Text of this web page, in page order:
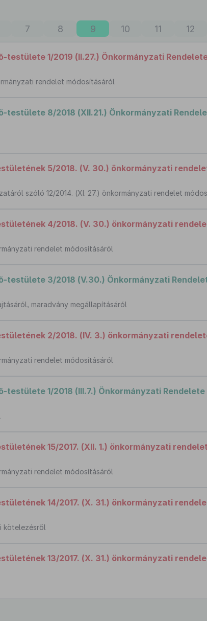
7 8 9 10 11 12
testülete 1/2019 (II.27.) Önkormányzati
rendelet módosításáról
testülete 8/2018 (XII.21.) Önkormányzati
5/2018. (V. 30.) önkormányzati
szóló 12/2014. (XI. 27.) önkormányzati rendelet
4/2018. (V. 30.) önkormányzati
rendelet módosításáról
testülete 3/2018 (V.30.) Önkormányzati
maradvány megállapításáról
2/2018. (IV. 3.) önkormányzati
rendelet módosításáról
testülete 1/2018 (III.7.) Önkormányzati Rendelete
15/2017. (XII. 1.) önkormányzati
rendelet módosításáról
14/2017. (X. 31.) önkormányzati
kötelezésről
13/2017. (X. 31.) önkormányzati